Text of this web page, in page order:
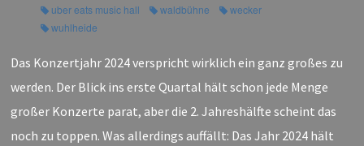
uber eats music hall
waldbühne
wecker
wuhlheide
Das Konzertjahr 2024 verspricht wirklich ein ganz großes zu
werden. Der Blick ins erste Quartal hält schon jede Menge
großer Konzerte parat, aber die 2. Jahreshälfte scheint das
noch zu toppen. Was allerdings auffällt: Das Jahr 2024 hält